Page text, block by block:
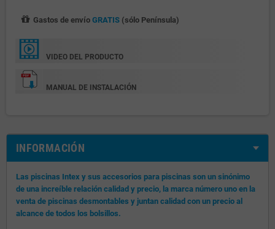
Gastos de envío GRATIS(sólo Península)
VIDEO DEL PRODUCTO
MANUAL DE INSTALACIÓN
INFORMACIÓN
Las piscinas Intex y sus accesorios para piscinas son un sinónimo
de una increíble relación calidad y precio, la marca número uno en la
venta de piscinas desmontables y juntan calidad con un precio al
alcance de todos los bolsillos.